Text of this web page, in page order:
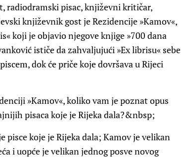
radiodramski pisac, književni kritičar,
književnik gost je Rezidencije »Kamov«,
koji je objavio njegove knjige »700 dana
ističe da zahvaljujući »Ex librisu« sebe
dok će priče koje dovršava u Rijeci
»Kamov«, koliko vam je poznat opus
pisaca koje je Rijeka dala?&nbsp;
pisce koje je Rijeka dala; Kamov je velikan
i uopće je velikan jednog posve novog